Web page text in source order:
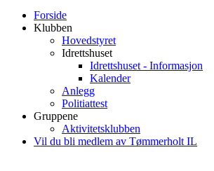
Forside
Klubben
Hovedstyret
Idrettshuset
Idrettshuset - Informasjon
Kalender
Anlegg
Politiattest
Gruppene
Aktivitetsklubben
Vil du bli medlem av Tømmerholt IL